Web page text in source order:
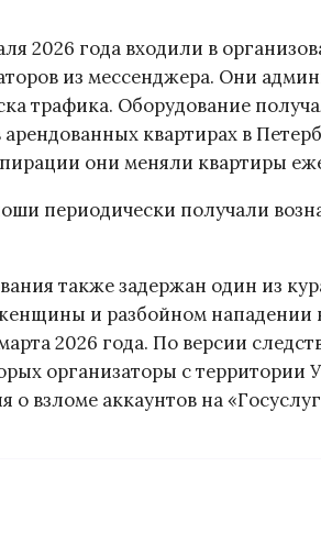
2026 года входили в
из мессенджера. Они
трафика. Оборудование
арендованных квартирах в
они меняли квартиры
периодически получали
также задержан один из
и разбойном нападении
2026 года. По версии
организаторы с территории
взломе аккаунтов на